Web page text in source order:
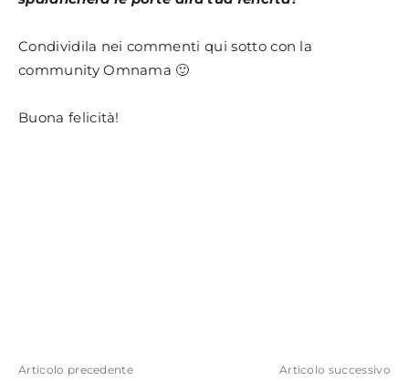
Condividila nei commenti qui sotto con la
community Omnama 🙂
Buona felicità!
Articolo precedente Articolo successivo